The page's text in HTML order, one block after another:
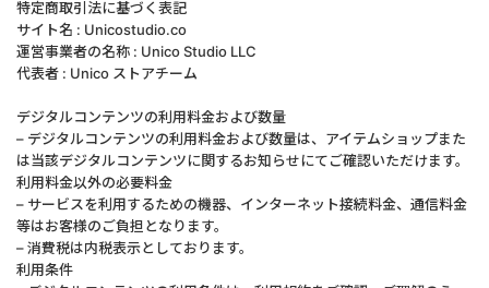
特定商取引法に基づく表記
サイト名 : Unicostudio.co
運営事業者の名称 : Unico Studio LLC
代表者 : Unico ストアチーム
デジタルコンテンツの利用料金および数量
– デジタルコンテンツの利用料金および数量は、アイテムショップまた
は当該デジタルコンテンツに関するお知らせにてご確認いただけます。
利用料金以外の必要料金
– サービスを利用するための機器、インターネット接続料金、通信料金
等はお客様のご負担となります。
– 消費税は内税表示としております。
利用条件